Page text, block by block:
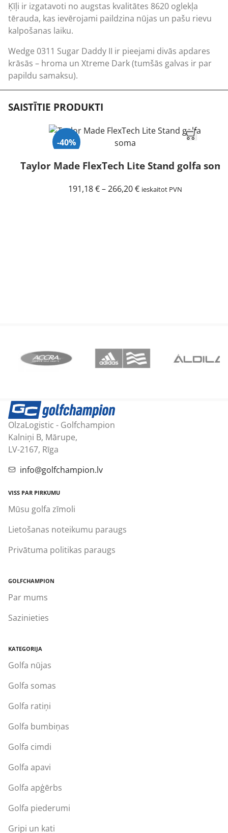
Ķīļi ir izgatavoti no augstas kvalitātes 8620 oglekļa
tērauda, kas ievērojami paildzina nūjas un pašu rievu
kalpošanas laiku.
Wedge 0311 Sugar Daddy II ir pieejami divās apdares
krāsās – hroma un Xtreme Dark (tumšās galvas ir par
papildu samaksu).
SAISTĪTIE PRODUKTI
-40%
Taylor Made FlexTech Lite Stand golfa
191,18€ – 266,20€Price
ieskaitot PVN
OlzaLogistic - Golfchampion
Kalniņi B, Mārupe,
LV-2167, Rīga
info@golfchampion.lv
VISS PAR PIRKUMU
Mūsu golfa zīmoli
Lietošanas noteikumu paraugs
Privātuma politikas paraugs
GOLFCHAMPION
Par mums
Sazinieties
KATEGORIJA
Golfa nūjas
Golfa somas
Golfa ratiņi
Golfa bumbiņas
Golfa cimdi
Golfa apavi
Golfa apģērbs
Golfa piederumi
Gripi un kati